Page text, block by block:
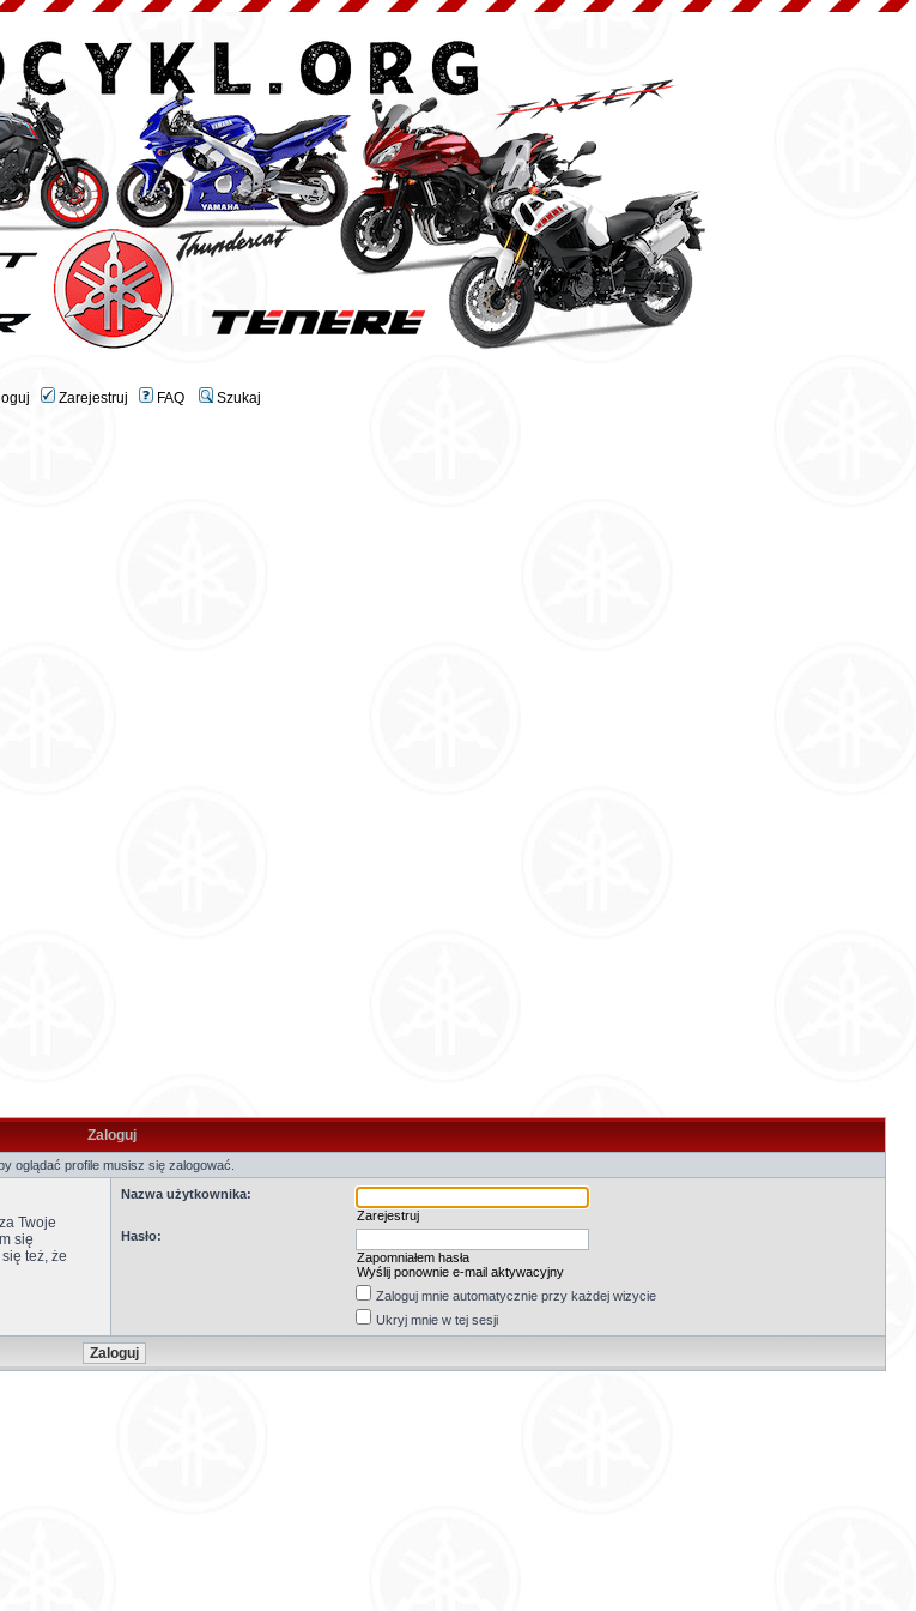
Zarejestruj FAQ Szukaj
Zaloguj
oglądać profile musisz się zalogować.
Twoje
się
też, że
Nazwa użytkownika:
Zarejestruj
Hasło:
Zapomniałem hasła
Wyślij ponownie e-mail aktywacyjny
Zaloguj mnie automatycznie przy każdej wizycie
Ukryj mnie w tej sesji